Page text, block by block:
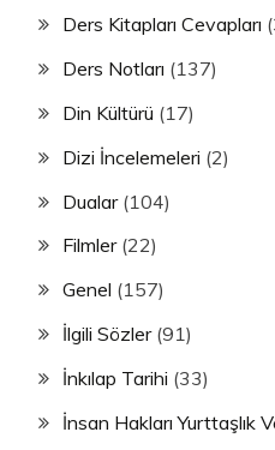
Ders Kitapları Cevapları
Ders Notları (137)
Din Kültürü (17)
Dizi İncelemeleri (2)
Dualar(104)
Filmler(22)
Genel (157)
İlgili Sözler(91)
İnkılap Tarihi (33)
İnsan Hakları Yurttaşlık